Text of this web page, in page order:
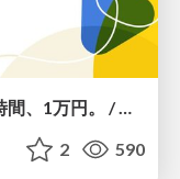
noUncheckedIndexedAccess、3時間、1万円。 / noUncheckedIndexedAccess, 3 Hours, 10,000 JPY.
2 590